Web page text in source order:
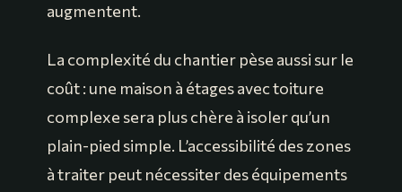
augmentent.
La complexité du chantier pèse aussi sur le
coût : une maison à étages avec toiture
complexe sera plus chère à isoler qu’un
plain-pied simple. L’accessibilité des zones
à traiter peut nécessiter des équipements